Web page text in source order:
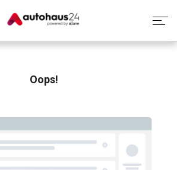
Rund um die Inzahlungnahme
Oops!